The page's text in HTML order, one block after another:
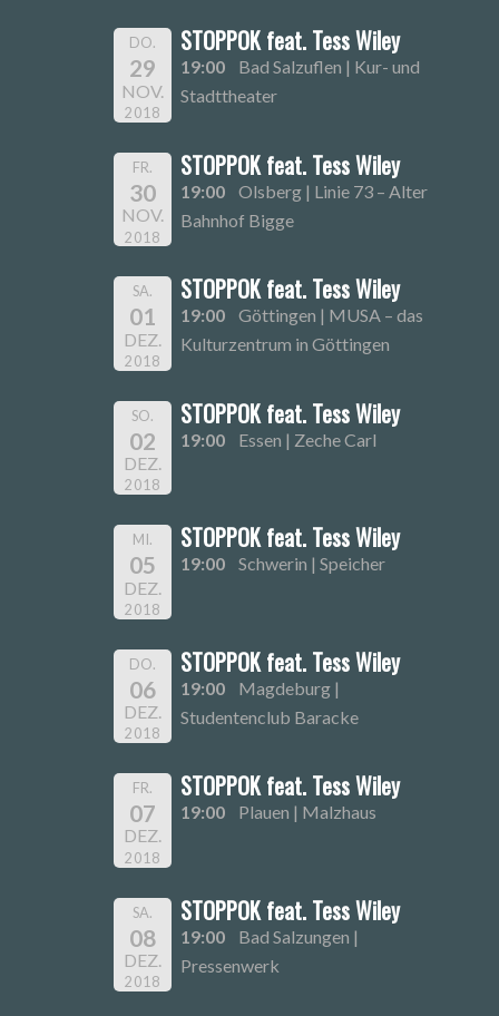
DO.
29
NOV.
2018
STOPPOK feat. Tess Wiley
19:00
Bad Salzuflen | Kur- und
Stadttheater
FR.
30
NOV.
2018
STOPPOK feat. Tess Wiley
19:00
Olsberg | Linie 73 – Alter
Bahnhof Bigge
SA.
01
DEZ.
2018
STOPPOK feat. Tess Wiley
19:00
Göttingen | MUSA – das
Kulturzentrum in Göttingen
SO.
02
DEZ.
2018
STOPPOK feat. Tess Wiley
19:00 Essen | Zeche Carl
MI.
05
DEZ.
2018
STOPPOK feat. Tess Wiley
19:00 Schwerin | Speicher
DO.
06
DEZ.
2018
STOPPOK feat. Tess Wiley
19:00
Magdeburg |
Studentenclub Baracke
FR.
07
DEZ.
2018
STOPPOK feat. Tess Wiley
19:00 Plauen | Malzhaus
SA.
08
DEZ.
2018
STOPPOK feat. Tess Wiley
19:00
Bad Salzungen |
Pressenwerk